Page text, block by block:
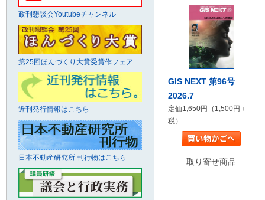
GIS NEXT 第96号
2026.7
定価1,650円（1,500円＋
税）
取り寄せ商品
政刊懇談会Youtubeチャンネル
第25回ほんづくり大賞受賞作フェア
近刊発行情報はこちら
日本不動産研究所 刊行物はこちら